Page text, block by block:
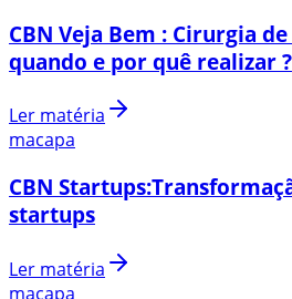
CBN Veja Bem : Cirurgia
quando e por quê realizar ?
Ler matéria
macapa
CBN
startups
Ler matéria
macapa